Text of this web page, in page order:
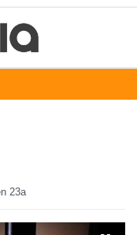
23a